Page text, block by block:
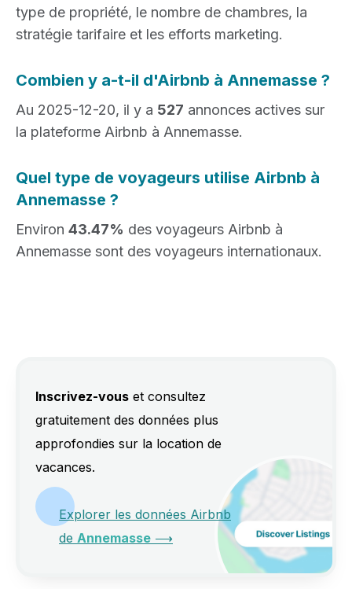
type de propriété, le nombre de chambres, la
stratégie tarifaire et les efforts marketing.
Combien y a-t-il d'Airbnb à Annemasse ?
Au 2025-12-20, il y a 527 annonces actives sur
la plateforme Airbnb à Annemasse.
Quel type de voyageurs utilise Airbnb à
Annemasse ?
Environ 43.47% des voyageurs Airbnb à
Annemasse sont des voyageurs internationaux.
Inscrivez-vous et consultez
gratuitement des données plus
approfondies sur la location de
vacances.
Explorer les données Airbnb
de Annemasse ⟶